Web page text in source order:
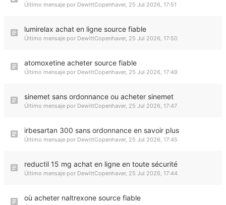
Último mensaje por DewittCopenhaver, 25 Jul 2026, 17:51
lumirelax achat en ligne source fiable
Último mensaje por DewittCopenhaver, 25 Jul 2026, 17:50
atomoxetine acheter source fiable
Último mensaje por DewittCopenhaver, 25 Jul 2026, 17:49
sinemet sans ordonnance ou acheter sinemet
Último mensaje por DewittCopenhaver, 25 Jul 2026, 17:47
irbesartan 300 sans ordonnance en savoir plus
Último mensaje por DewittCopenhaver, 25 Jul 2026, 17:45
reductil 15 mg achat en ligne en toute sécurité
Último mensaje por DewittCopenhaver, 25 Jul 2026, 17:44
où acheter naltrexone source fiable